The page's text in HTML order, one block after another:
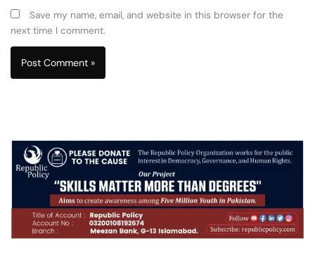
Save my name, email, and website in this browser for the
next time I comment.